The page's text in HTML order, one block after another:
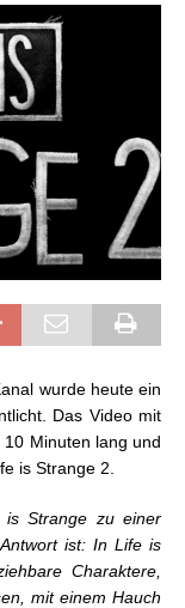
wurde heute ein
Das Video mit
10 Minuten lang und
is Strange 2.
is Strange zu einer
ist: In Life is
Charaktere,
mit einem Hauch